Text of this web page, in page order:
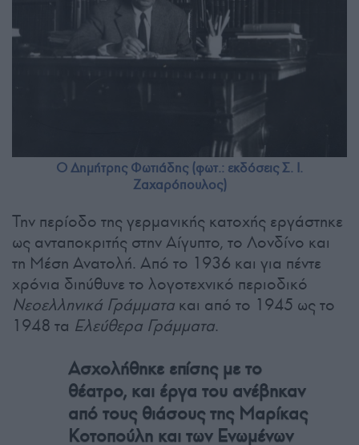
Ο Δημήτρης Φωτιάδης (φωτ.: εκδόσεις Σ. Ι.
Ζαχαρόπουλος)
Την περίοδο της γερμανικής κατοχής εργάστηκε
ως ανταποκριτής στην Αίγυπτο, το Λονδίνο και
τη Μέση Ανατολή. Από το 1936 και για πέντε
χρόνια διηύθυνε το λογοτεχνικό περιοδικό
Νεοελληνικά Γράμματα και από το 1945 ως το
1948 τα Ελεύθερα Γράμματα.
Ασχολήθηκε επίσης με το
θέατρο, και έργα του ανέβηκαν
από τους θιάσους της Μαρίκας
Κοτοπούλη και των Ενωμένων